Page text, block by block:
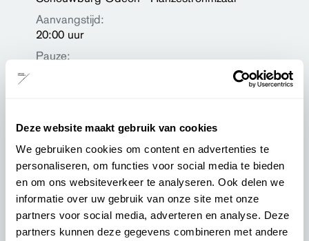
Deze website maakt gebruik van cookies
We gebruiken cookies om content en advertenties te
personaliseren, om functies voor social media te bieden
en om ons websiteverkeer te analyseren. Ook delen we
informatie over uw gebruik van onze site met onze
partners voor social media, adverteren en analyse. Deze
partners kunnen deze gegevens combineren met andere
Aanvangstijd:
20:00 uur
Pauze:
Podiumpas geaccepteerd:
Prijzen
Zaalplattegrond